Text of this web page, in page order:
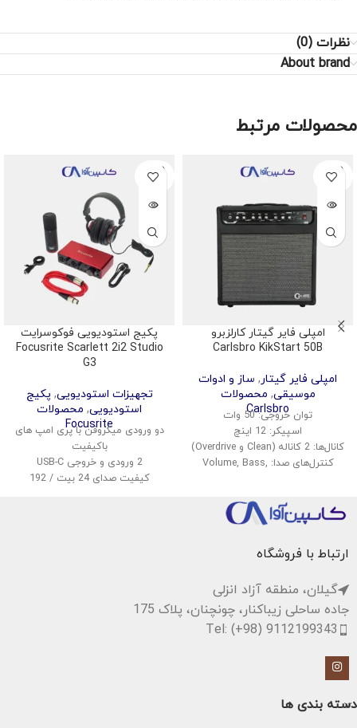
نظرات (0)
About brand
محصولات مرتبط
SOLD
OUT
امپلی فایر گیتار کارلزبرو
Carlsbro KikStart 50B
امپلی فایر گیتار, ساز و ادوات
موسیقی, محصولات
Carlsbro
توان خروجی: 50 وات
اسپیکر: 12 اینچ
کانال‌ها: 2 کاناله (Clean و Overdrive)
کنترل‌های صدا: Volume, Bass,
ورودی: 1x گیتار، 1x AUX
خروجی هدفون: دارد
وزن: حدود 12 کیلوگرم
SOLD
OUT
پکیج استودیویی فوکوسرایت
Focusrite Scarlett 2i2 Studio
G3
تجهیزات استودیویی, پکیج
استودیویی, محصولات
Focusrite
دو ورودی میکروفن با پری امپ های
باکیفیت
2 ورودی و خروجی USB-C
کیفیت صدای 24 بیت / 192
ارتباط با فروشگاه
گیلان، منطقه آزاد انزلی
جاده ساحلی زیباکنار، چونچنان، پلاک 175
Tel: (+98) 9112199343
دسته بندی ها